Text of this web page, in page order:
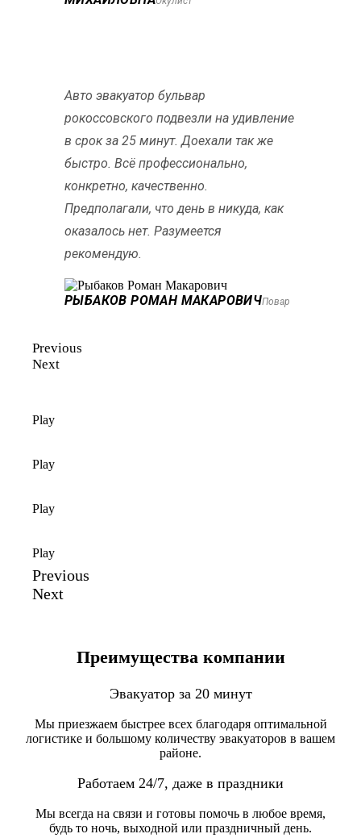
Авто эвакуатор бульвар
рокоссовского подвезли на удивление
в срок за 25 минут. Доехали так же
быстро. Всё профессионально,
конкретно, качественно.
Предполагали, что день в никуда, как
оказалось нет. Разумеется
рекомендую.
РЫБАКОВ РОМАН МАКАРОВИЧПовар
Previous
Next
Play
Play
Play
Play
Previous
Next
Преимущества компании
Эвакуатор за 20 минут
Мы приезжаем быстрее всех благодаря оптимальной
логистике и большому количеству эвакуаторов в вашем
районе.
Работаем 24/7, даже в праздники
Мы всегда на связи и готовы помочь в любое время,
будь то ночь, выходной или праздничный день.